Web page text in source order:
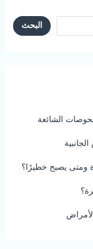
البحث
الشائعة
ومتى يصبح خطيرًا؟